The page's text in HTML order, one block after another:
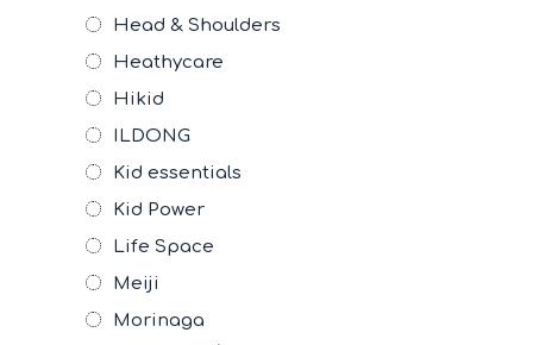
Head & Shoulders
Heathycare
Hikid
ILDONG
Kid essentials
Kid Power
Life Space
Meiji
Morinaga